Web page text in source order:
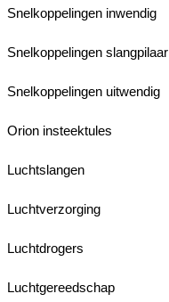
Snelkoppelingen inwendig
Snelkoppelingen slangpilaar
Snelkoppelingen uitwendig
Orion insteektules
Luchtslangen
Luchtverzorging
Luchtdrogers
Luchtgereedschap